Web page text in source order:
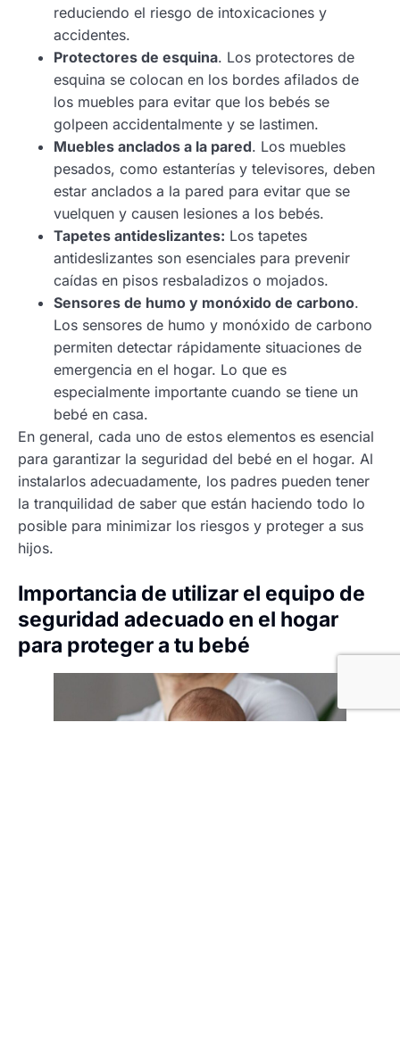
reduciendo el riesgo de intoxicaciones y
accidentes.
Protectores de esquina. Los protectores de
esquina se colocan en los bordes afilados de
los muebles para evitar que los bebés se
golpeen accidentalmente y se lastimen.
Muebles anclados a la pared. Los muebles
pesados, como estanterías y televisores, deben
estar anclados a la pared para evitar que se
vuelquen y causen lesiones a los bebés.
Tapetes antideslizantes: Los tapetes
antideslizantes son esenciales para prevenir
caídas en pisos resbaladizos o mojados.
Sensores de humo y monóxido de carbono.
Los sensores de humo y monóxido de carbono
permiten detectar rápidamente situaciones de
emergencia en el hogar. Lo que es
especialmente importante cuando se tiene un
bebé en casa.
En general, cada uno de estos elementos es esencial
para garantizar la seguridad del bebé en el hogar. Al
instalarlos adecuadamente, los padres pueden tener
la tranquilidad de saber que están haciendo todo lo
posible para minimizar los riesgos y proteger a sus
hijos.
Importancia de utilizar el equipo de
seguridad adecuado en el hogar
para proteger a tu bebé